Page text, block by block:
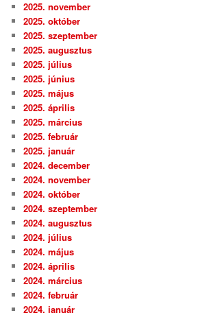
2025. november
2025. október
2025. szeptember
2025. augusztus
2025. július
2025. június
2025. május
2025. április
2025. március
2025. február
2025. január
2024. december
2024. november
2024. október
2024. szeptember
2024. augusztus
2024. július
2024. május
2024. április
2024. március
2024. február
2024. január